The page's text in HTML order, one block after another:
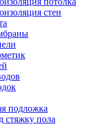
стен
подложка
стяжку пола